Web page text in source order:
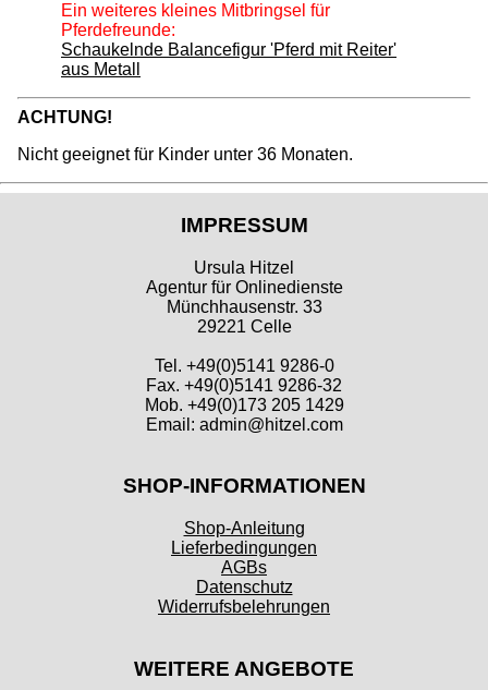
Ein weiteres kleines Mitbringsel für
Pferdefreunde:
Schaukelnde Balancefigur 'Pferd mit Reiter'
aus Metall
ACHTUNG!
Nicht geeignet für Kinder unter 36 Monaten.
IMPRESSUM
Ursula Hitzel
Agentur für Onlinedienste
Münchhausenstr. 33
29221 Celle
Tel. +49(0)5141 9286-0
Fax. +49(0)5141 9286-32
Mob. +49(0)173 205 1429
Email: admin@hitzel.com
SHOP-INFORMATIONEN
Shop-Anleitung
Lieferbedingungen
AGBs
Datenschutz
Widerrufsbelehrungen
WEITERE ANGEBOTE